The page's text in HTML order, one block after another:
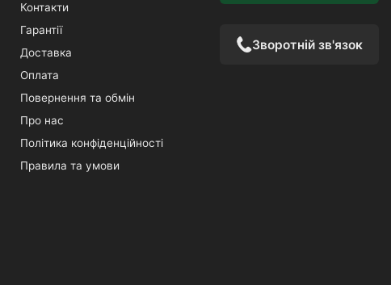
Контакти
Гарантії
Доставка
Оплата
Повернення та обмін
Про нас
Політика конфіденційності
Правила та умови
Зворотній зв'язок